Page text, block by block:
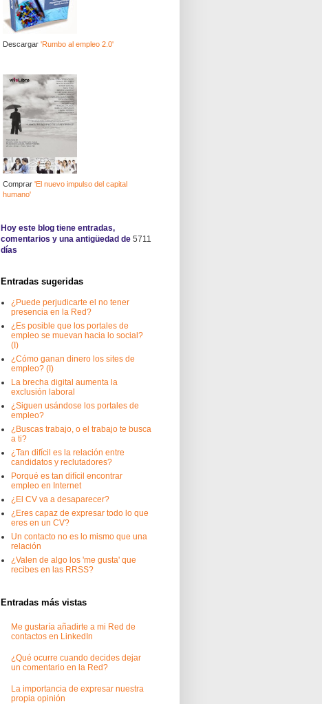
Descargar 'Rumbo al empleo 2.0'
Comprar 'El nuevo impulso del capital
humano'
Hoy este blog tiene entradas,
comentarios y una antigüedad de 5711
días
Entradas sugeridas
¿Puede perjudicarte el no tener
presencia en la Red?
¿Es posible que los portales de
empleo se muevan hacia lo social?
(I)
¿Cómo ganan dinero los sites de
empleo? (I)
La brecha digital aumenta la
exclusión laboral
¿Siguen usándose los portales de
empleo?
¿Buscas trabajo, o el trabajo te busca
a ti?
¿Tan difícil es la relación entre
candidatos y reclutadores?
Porqué es tan difícil encontrar
empleo en Internet
¿El CV va a desaparecer?
¿Eres capaz de expresar todo lo que
eres en un CV?
Un contacto no es lo mismo que una
relación
¿Valen de algo los 'me gusta' que
recibes en las RRSS?
Entradas más vistas
Me gustaría añadirte a mi Red de
contactos en LinkedIn
¿Qué ocurre cuando decides dejar
un comentario en la Red?
La importancia de expresar nuestra
propia opinión